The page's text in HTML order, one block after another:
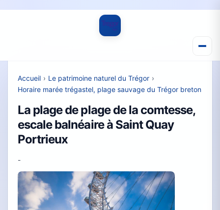
Accueil › Le patrimoine naturel du Trégor ›
Horaire marée trégastel, plage sauvage du Trégor breton
La plage de plage de la comtesse,
escale balnéaire à Saint Quay
Portrieux
-